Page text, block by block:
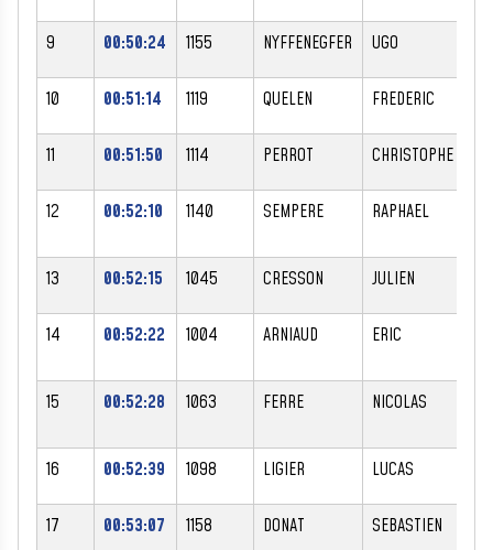
9 00:50:24 1155 NYFFENEGFER UGO
10 00:51:14 1119 QUELEN FREDERIC
11 00:51:50 1114 PERROT CHRISTOPHE
12 00:52:10 1140 SEMPERE RAPHAEL
13 00:52:15 1045 CRESSON JULIEN
14 00:52:22 1004 ARNIAUD ERIC
15 00:52:28 1063 FERRE NICOLAS
16 00:52:39 1098 LIGIER LUCAS
17 00:53:07 1158 DONAT SEBASTIEN